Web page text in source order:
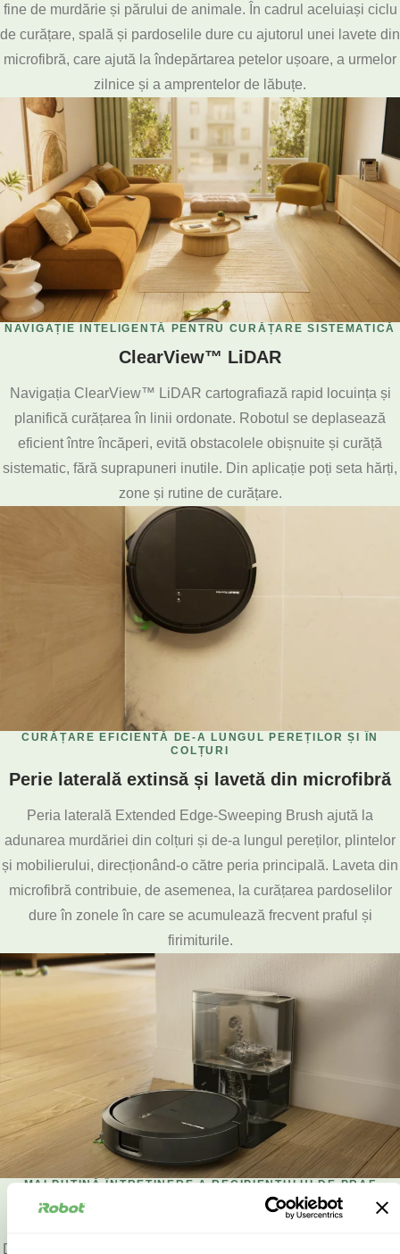
fine de murdărie și părului de animale. În cadrul aceluiași ciclu
de curățare, spală și pardoselile dure cu ajutorul unei lavete din
microfibră, care ajută la îndepărtarea petelor ușoare, a urmelor
zilnice și a amprentelor de lăbuțe.
NAVIGAȚIE INTELIGENTĂ PENTRU CURĂȚARE SISTEMATICĂ
ClearView™ LiDAR
Navigația ClearView™ LiDAR cartografiază rapid locuința și
planifică curățarea în linii ordonate. Robotul se deplasează
eficient între încăperi, evită obstacolele obișnuite și curăță
sistematic, fără suprapuneri inutile. Din aplicație poți seta hărți,
zone și rutine de curățare.
CURĂȚARE EFICIENTĂ DE-A LUNGUL PEREȚILOR ȘI ÎN
COLȚURI
Perie laterală extinsă și lavetă din microfibră
Peria laterală Extended Edge-Sweeping Brush ajută la
adunarea murdăriei din colțuri și de-a lungul pereților, plintelor
și mobilierului, direcționând-o către peria principală. Laveta din
microfibră contribuie, de asemenea, la curățarea pardoselilor
dure în zonele în care se acumulează frecvent praful și
firimiturile.
MAI PUȚINĂ ÎNTREȚINERE A RECIPIENTULUI DE PRAF
Stația AutoEmpty™
După finalizarea curățării, robotul revine la stația AutoEmpty™,